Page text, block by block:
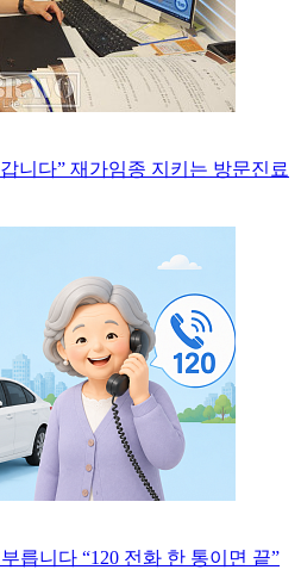
니다” 재가임종 지키는 방문진료
릅니다 “120 전화 한 통이면 끝”